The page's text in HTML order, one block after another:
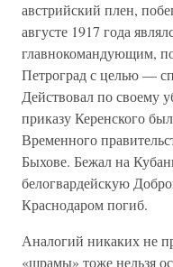
австрийский плен,
августе 1917 года
главнокомандующим,
Петроград с целью —
Действовал по своему
приказу Керенского
Временного
Быхове. Бежал на
белогвардейскую
Краснодаром погиб.
Аналогий никаких не
«шрамы» тоже нельзя